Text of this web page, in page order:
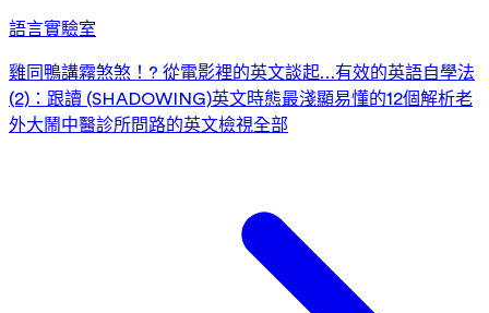
語言實驗室
雞同鴨講霧煞煞！? 從電影裡的英文談起…有效的英語自學法
(2)：跟讀 (SHADOWING)英文時態最淺顯易懂的12個解析老
外大鬧中醫診所問路的英文檢視全部